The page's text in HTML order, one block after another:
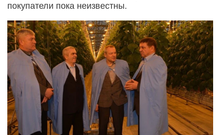
покупатели пока неизвестны.